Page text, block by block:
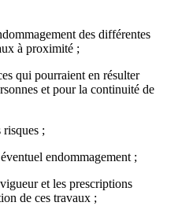
des différentes
à proximité ;
qui pourraient en résulter
et pour la continuité de
risques ;
endommagement ;
et les prescriptions
de ces travaux ;